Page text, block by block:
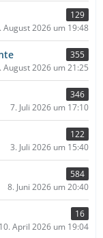
129
August 2026 um 19:48
355
August 2026 um 21:25
346
7. Juli 2026 um 17:10
122
3. Juli 2026 um 15:40
584
8. Juni 2026 um 20:40
16
10. April 2026 um 19:04